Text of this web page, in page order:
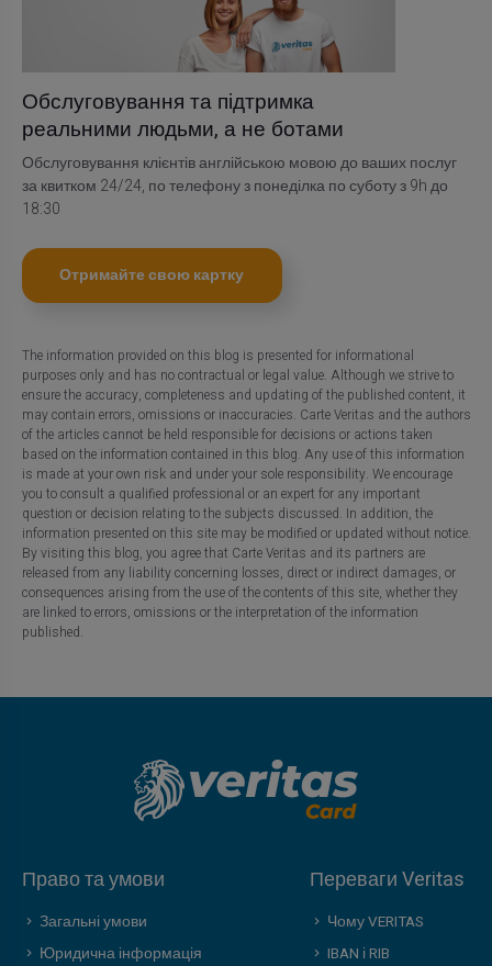
Обслуговування та підтримка
реальними людьми, а не ботами
Обслуговування клієнтів англійською мовою до ваших послуг
за квитком 24/24, по телефону з понеділка по суботу з 9h до
18:30
Отримайте свою картку
The information provided on this blog is presented for informational
purposes only and has no contractual or legal value. Although we strive to
ensure the accuracy, completeness and updating of the published content, it
may contain errors, omissions or inaccuracies. Carte Veritas and the authors
of the articles cannot be held responsible for decisions or actions taken
based on the information contained in this blog. Any use of this information
is made at your own risk and under your sole responsibility. We encourage
you to consult a qualified professional or an expert for any important
question or decision relating to the subjects discussed. In addition, the
information presented on this site may be modified or updated without notice.
By visiting this blog, you agree that Carte Veritas and its partners are
released from any liability concerning losses, direct or indirect damages, or
consequences arising from the use of the contents of this site, whether they
are linked to errors, omissions or the interpretation of the information
published.
Право та умови
Загальні умови
Юридична інформація
Переваги Veritas
Чому VERITAS
IBAN і RIB